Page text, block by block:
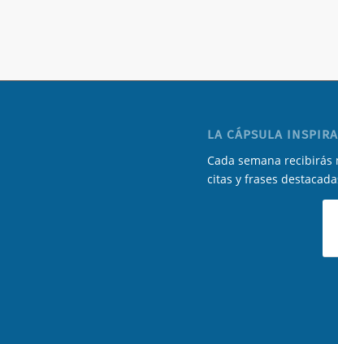
LA CÁPSULA
Cada semana
citas y frases